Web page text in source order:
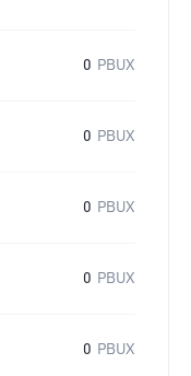
0 PBUX
0 PBUX
0 PBUX
0 PBUX
0 PBUX